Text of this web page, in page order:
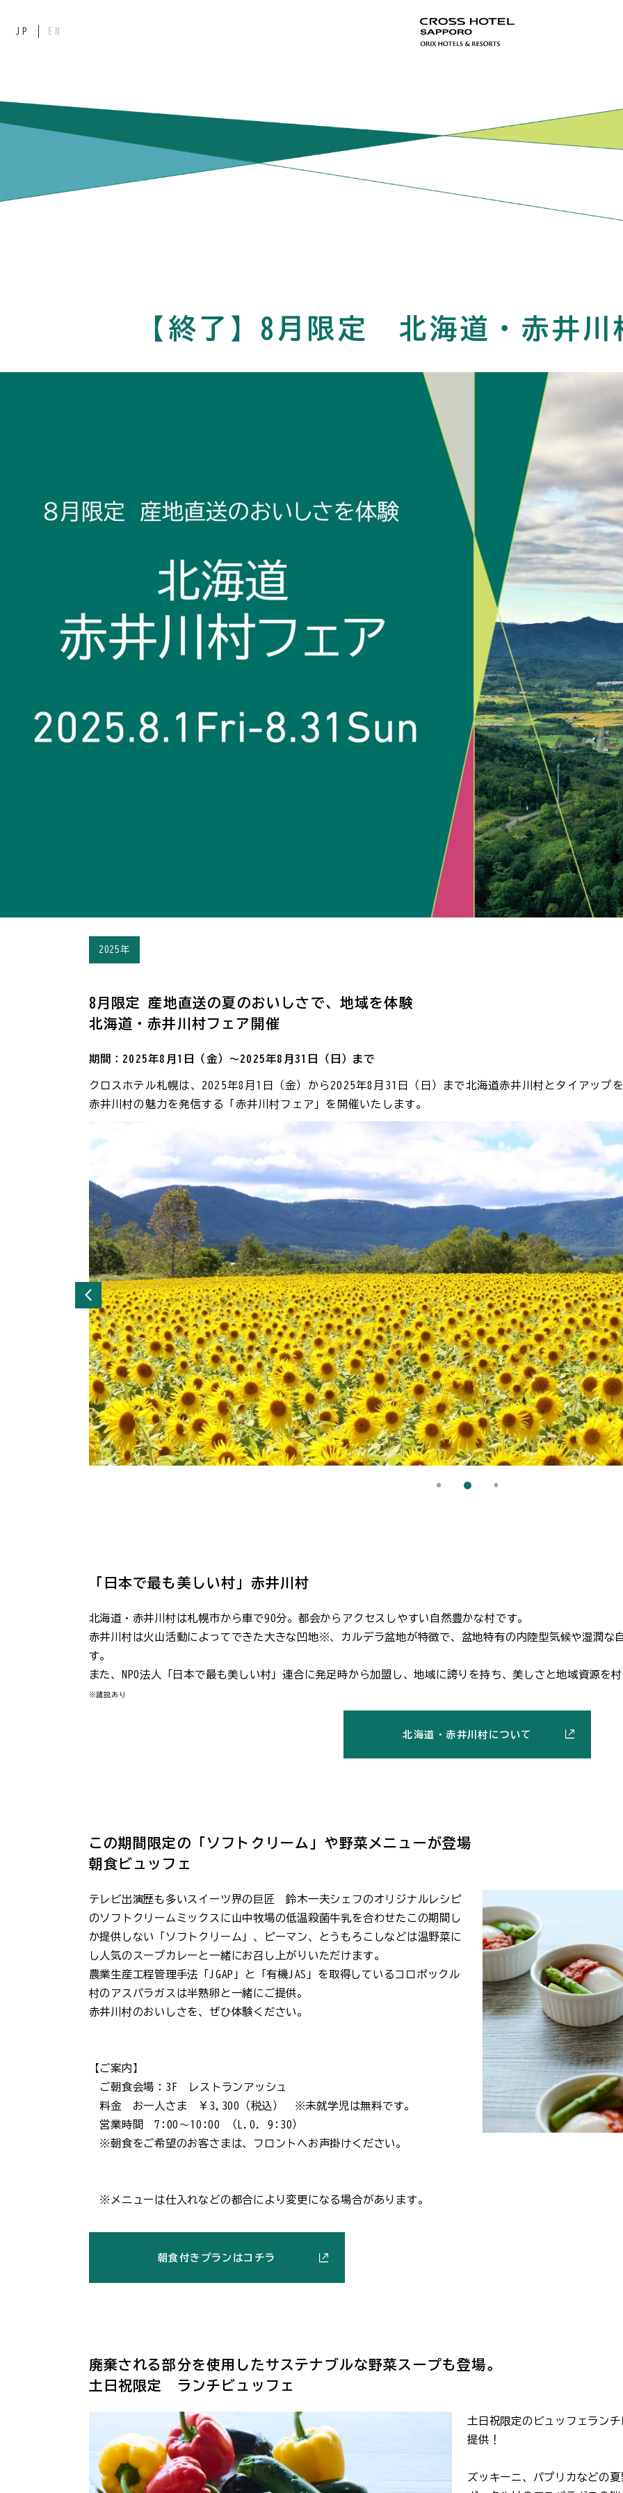
JP EN
【終了】8月限定 北海道・赤井川
2025年
8月限定 産地直送の夏のおいしさで、地域を体験
北海道・赤井川村フェア開催
期間：2025年8月1日（金）～2025年8月31日（日）まで
クロスホテル札幌は、2025年8月1日（金）から2025年8月31日（日）まで北海道赤井川村とタイアップ
赤井川村の魅力を発信する「赤井川村フェア」を開催いたします。
「日本で最も美しい村」赤井川村
北海道・赤井川村は札幌市から車で90分。都会からアクセスしやすい自然豊かな村です。
赤井川村は火山活動によってできた大きな凹地※、カルデラ盆地が特徴で、盆地特有の内陸型気候や湿潤な
す。
また、NPO法人「日本で最も美しい村」連合に発足時から加盟し、地域に誇りを持ち、美しさと地域資源を
※諸説あり
北海道・赤井川村について
この期間限定の「ソフトクリーム」や野菜メニューが登場
朝食ビュッフェ
テレビ出演歴も多いスイーツ界の巨匠 鈴木一夫シェフのオリジナルレシピ
のソフトクリームミックスに山中牧場の低温殺菌牛乳を合わせたこの期間し
か提供しない「ソフトクリーム」、ピーマン、とうもろこしなどは温野菜に
し人気のスープカレーと一緒にお召し上がりいただけます。
農業生産工程管理手法「JGAP」と「有機JAS」を取得しているコロポックル
村のアスパラガスは半熟卵と一緒にご提供。
赤井川村のおいしさを、ぜひ体験ください。
【ご案内】
ご朝食会場：3F レストランアッシュ
料金 お一人さま ￥3,300（税込） ※未就学児は無料です。
営業時間 7:00〜10:00 （L.O. 9:30）
※朝食をご希望のお客さまは、フロントへお声掛けください。
※メニューは仕入れなどの都合により変更になる場合があります。
朝食付きプランはコチラ
廃棄される部分を使用したサステナブルな野菜スープも登場。
土日祝限定 ランチビュッフェ
土日祝限定のビュッフェラン
提供！
ズッキーニ、パプリカなどの